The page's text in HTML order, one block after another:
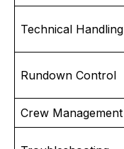
Technical Handling
Rundown Control
Crew Management